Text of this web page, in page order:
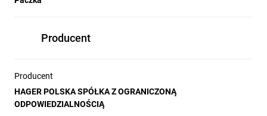
Producent
Producent
HAGER POLSKA SPÓŁKA Z OGRANICZONĄ
ODPOWIEDZIALNOŚCIĄ